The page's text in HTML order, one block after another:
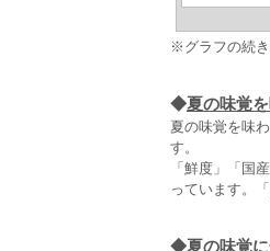
※グラフの続
◆夏の味覚
夏の味覚を味
す。
「鮮度」「国
っています。
◆夏の味覚